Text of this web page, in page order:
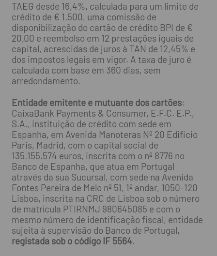
TAEG desde 16,4%, calculada para um limite de
crédito de € 1.500, uma comissão de
disponibilização do cartão de crédito BPI de €
20,00 e reembolso em 12 prestações iguais de
capital, acrescidas de juros à TAN de 12,45% e
dos impostos legais em vigor. A taxa de juro é
calculada com base em 360 dias, sem
arredondamento.
Entidade emitente e mutuante dos cartões:
CaixaBank Payments & Consumer, E.F.C. E.P.,
S.A., instituição de crédito com sede em
Espanha, em Avenida Manoteras Nº 20 Edificio
Paris, Madrid, com o capital social de
135.155.574 euros, inscrita com o nº 8776 no
Banco de Espanha, que atua em Portugal
através da sua Sucursal, com sede na Avenida
Fontes Pereira de Melo nº 51, 1º andar, 1050-120
Lisboa, inscrita na CRC de Lisboa sob o número
de matrícula PTIRNMJ 980645085 e com o
mesmo número de identificação fiscal, entidade
sujeita à supervisão do Banco de Portugal,
registada sob o código IF 5564.